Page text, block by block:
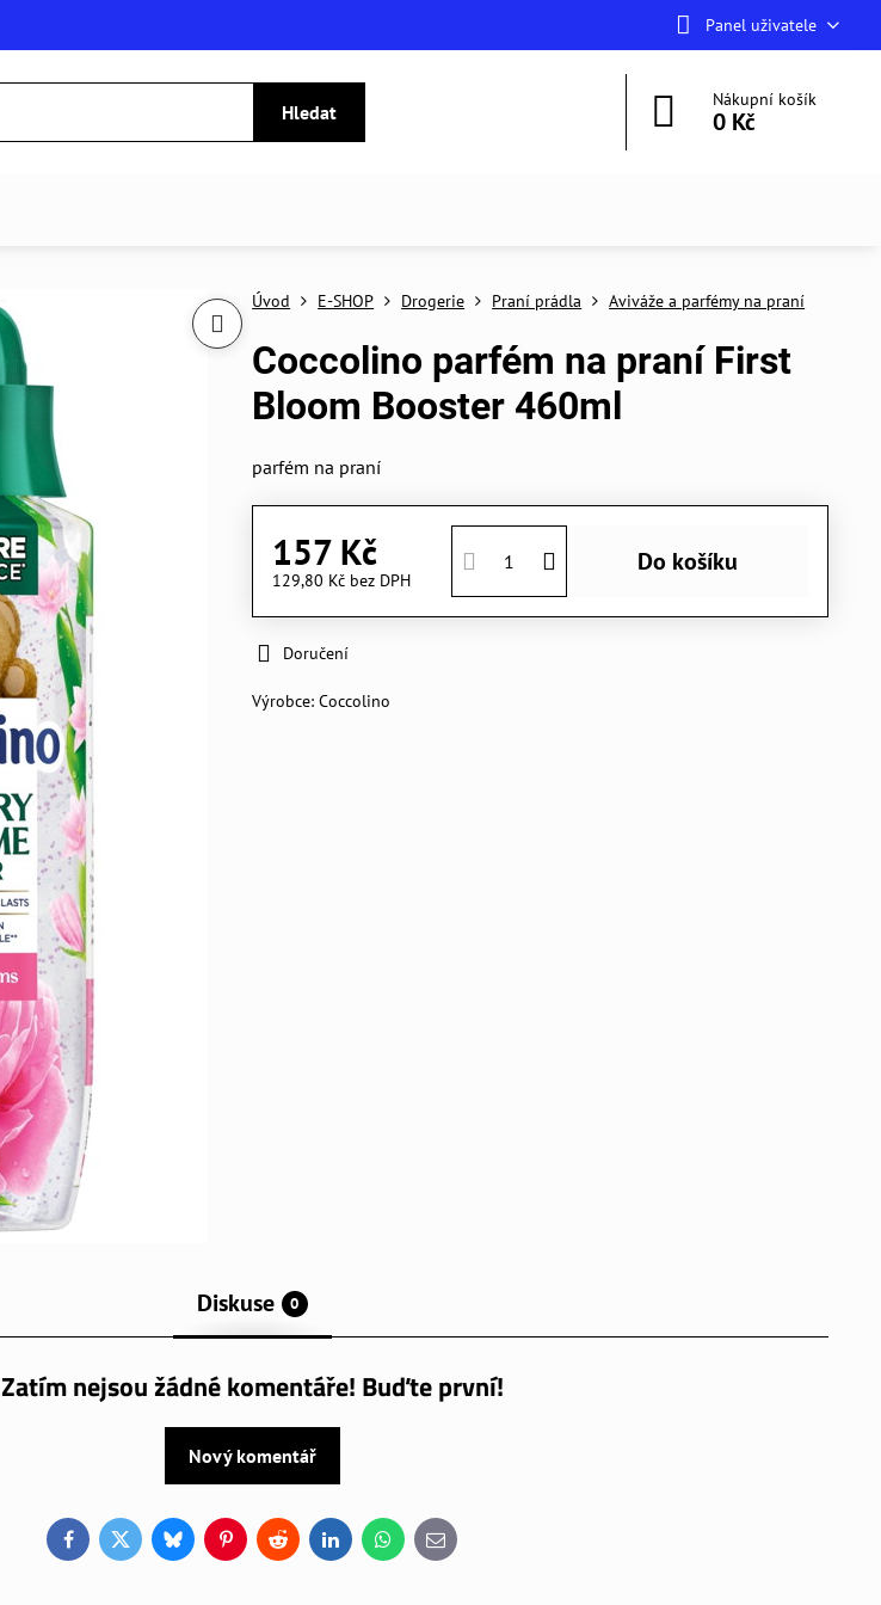
Panel uživatele
Hledat
Nákupní košík
0 Kč
Úvod E-SHOP Drogerie Praní prádla Aviváže a parfémy na praní
Coccolino parfém na praní First
Bloom Booster 460ml
parfém na praní
157 Kč
129,80 Kč bez DPH
Do košíku
Doručení
Výrobce:Coccolino
Diskuse 0
Zatím nejsou žádné komentáře! Buďte první!
Nový komentář
FacebookTwitterBlueskyPinterestRedditLinkedInWhatsApp
E-
mail